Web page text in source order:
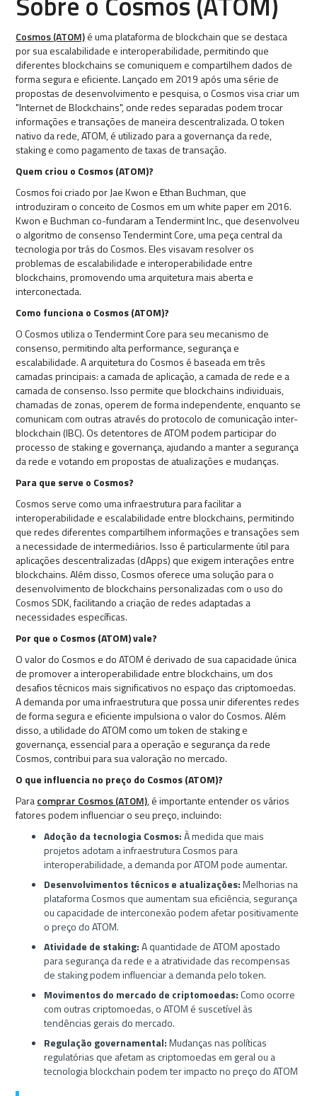
Cosmos (ATOM)é uma plataforma de blockchain que se destaca
por sua escalabilidade e interoperabilidade, permitindo que
diferentes blockchains se comuniquem e compartilhem dados de
forma segura e eficiente. Lançado em 2019 após uma série de
propostas de desenvolvimento e pesquisa, o Cosmos visa criar um
"Internet de Blockchains", onde redes separadas podem trocar
informações e transações de maneira descentralizada. O token
nativo da rede, ATOM, é utilizado para a governança da rede,
staking e como pagamento de taxas de transação.
Quem criou o Cosmos (ATOM)?
Cosmos foi criado por Jae Kwon e Ethan Buchman, que
introduziram o conceito de Cosmos em um white paper em 2016.
Kwon e Buchman co-fundaram a Tendermint Inc., que desenvolveu
o algoritmo de consenso Tendermint Core, uma peça central da
tecnologia por trás do Cosmos. Eles visavam resolver os
problemas de escalabilidade e interoperabilidade entre
blockchains, promovendo uma arquitetura mais aberta e
interconectada.
Como funciona o Cosmos (ATOM)?
O Cosmos utiliza o Tendermint Core para seu mecanismo de
consenso, permitindo alta performance, segurança e
escalabilidade. A arquitetura do Cosmos é baseada em três
camadas principais: a camada de aplicação, a camada de rede e a
camada de consenso. Isso permite que blockchains individuais,
chamadas de zonas, operem de forma independente, enquanto se
comunicam com outras através do protocolo de comunicação inter-
blockchain (IBC). Os detentores de ATOM podem participar do
processo de staking e governança, ajudando a manter a segurança
da rede e votando em propostas de atualizações e mudanças.
Para que serve o Cosmos?
Cosmos serve como uma infraestrutura para facilitar a
interoperabilidade e escalabilidade entre blockchains, permitindo
que redes diferentes compartilhem informações e transações sem
a necessidade de intermediários. Isso é particularmente útil para
aplicações descentralizadas (dApps) que exigem interações entre
blockchains. Além disso, Cosmos oferece uma solução para o
desenvolvimento de blockchains personalizadas com o uso do
Cosmos SDK, facilitando a criação de redes adaptadas a
necessidades específicas.
Por que o Cosmos (ATOM) vale?
O valor do Cosmos e do ATOM é derivado de sua capacidade única
de promover a interoperabilidade entre blockchains, um dos
desafios técnicos mais significativos no espaço das criptomoedas.
A demanda por uma infraestrutura que possa unir diferentes redes
de forma segura e eficiente impulsiona o valor do Cosmos. Além
disso, a utilidade do ATOM como um token de staking e
governança, essencial para a operação e segurança da rede
Cosmos, contribui para sua valoração no mercado.
O que influencia no preço do Cosmos (ATOM)?
Paracomprar Cosmos (ATOM), é importante entender os vários
fatores podem influenciar o seu preço, incluindo:
Adoção da tecnologia Cosmos:À medida que mais
projetos adotam a infraestrutura Cosmos para
interoperabilidade, a demanda por ATOM pode aumentar.
Desenvolvimentos técnicos e atualizações:Melhorias na
plataforma Cosmos que aumentam sua eficiência, segurança
ou capacidade de interconexão podem afetar positivamente
o preço do ATOM.
Atividade de staking:A quantidade de ATOM apostado
para segurança da rede e a atratividade das recompensas
de staking podem influenciar a demanda pelo token.
Movimentos do mercado de criptomoedas: Como ocorre
com outras criptomoedas, o ATOM é suscetível às
tendências gerais do mercado.
Regulação governamental:Mudanças nas políticas
regulatórias que afetam as criptomoedas em geral ou a
tecnologia blockchain podem ter impacto no preço do ATOM